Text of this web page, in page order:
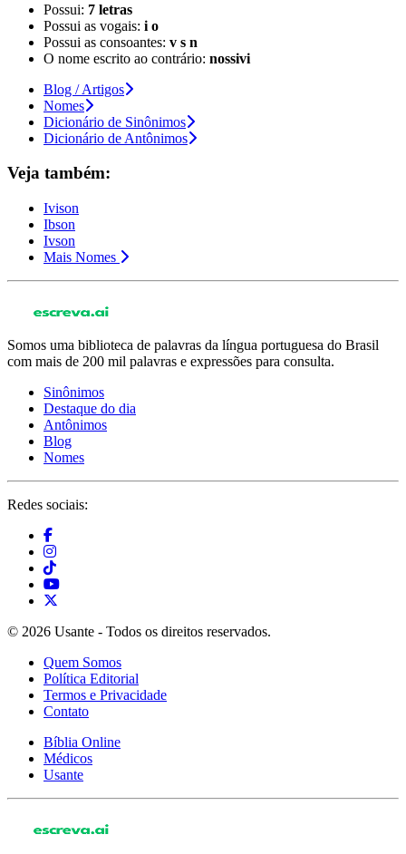
Possui: 7 letras
Possui as vogais: i o
Possui as consoantes: v s n
O nome escrito ao contrário: nossivi
Blog / Artigos
Nomes
Dicionário de Sinônimos
Dicionário de Antônimos
Veja também:
Ivison
Ibson
Ivson
Mais Nomes
Somos uma biblioteca de palavras da língua portuguesa do Brasil
com mais de 200 mil palavras e expressões para consulta.
Sinônimos
Destaque do dia
Antônimos
Blog
Nomes
Redes sociais:
© 2026 Usante - Todos os direitos reservados.
Quem Somos
Política Editorial
Termos e Privacidade
Contato
Bíblia Online
Médicos
Usante